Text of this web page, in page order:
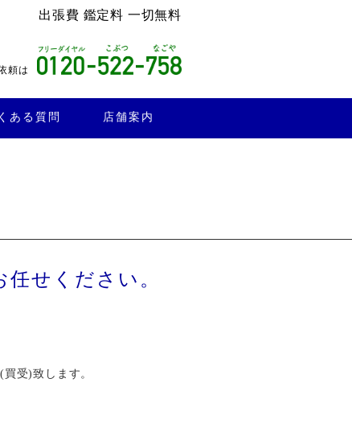
出張費 鑑定料 一切無料
頼は
ある質問 店舗案内
せください。
受)致します。